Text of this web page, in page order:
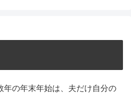
年の年末年始は、夫だけ自分の